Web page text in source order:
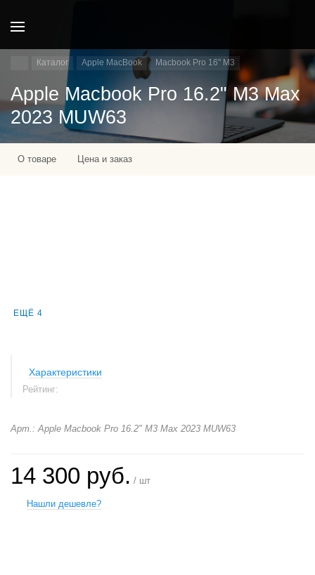
Каталог Apple MacBook Macbook Pro 16" M3
Apple Macbook Pro 16.2" M3 Max
2023 MUW63
О товаре Цена и заказ
ЕЩЁ 4
Характеристики
Рейтинг:
Арт.: Apple Macbook Pro 16.2" M3 Max 2023 MUW63
14 300 руб. / шт
Нашли дешевле?